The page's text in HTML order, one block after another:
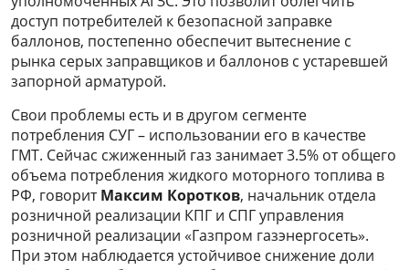
доступ потребителей к безопасной заправке
баллонов, постепенно обеспечит вытеснение с
рынка серых заправщиков и баллонов с устаревшей
запорной арматурой.
Свои проблемы есть и в другом сегменте
потребления СУГ – использовании его в качестве
ГМТ. Сейчас сжиженный газ занимает 3.5% от общего
объема потребления жидкого моторного топлива в
РФ, говоритМаксим Коротков, начальник отдела
розничной реализации КПГ и СПГ управления
розничной реализации «Газпром газэнергосеть».
При этом наблюдается устойчивое снижение доли